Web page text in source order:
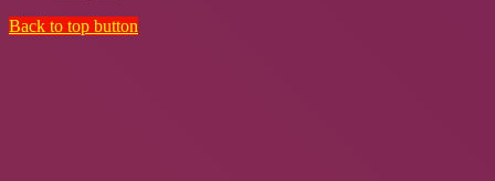
Back to top button